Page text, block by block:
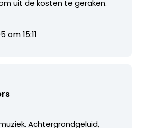
uit de kosten te geraken.
om 15:11
Achtergrondgeluid,